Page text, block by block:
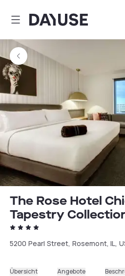
Dayuse
The Rose Hotel
Tapestry
5200 Pearl Street, Rosemont, IL,
Übersicht Angebote